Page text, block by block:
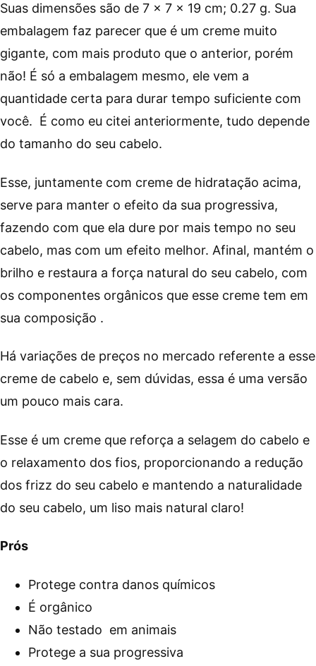
Suas dimensões são de ‎7 x 7 x 19 cm; 0.27 g. Sua
embalagem faz parecer que é um creme muito
gigante, com mais produto que o anterior, porém
não! É só a embalagem mesmo, ele vem a
quantidade certa para durar tempo suficiente com
você. É como eu citei anteriormente, tudo depende
do tamanho do seu cabelo.
Esse, juntamente com creme de hidratação acima,
serve para manter o efeito da sua progressiva,
fazendo com que ela dure por mais tempo no seu
cabelo, mas com um efeito melhor. Afinal, mantém o
brilho e restaura a força natural do seu cabelo, com
os componentes orgânicos que esse creme tem em
sua composição .
Há variações de preços no mercado referente a esse
creme de cabelo e, sem dúvidas, essa é uma versão
um pouco mais cara.
Esse é um creme que reforça a selagem do cabelo e
o relaxamento dos fios, proporcionando a redução
dos frizz do seu cabelo e mantendo a naturalidade
do seu cabelo, um liso mais natural claro!
Prós
Protege contra danos químicos
É orgânico
Não testado em animais
Protege a sua progressiva